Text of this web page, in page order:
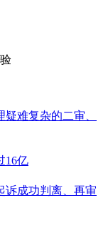
难复杂的二审、
16亿
诉成功判离、再审